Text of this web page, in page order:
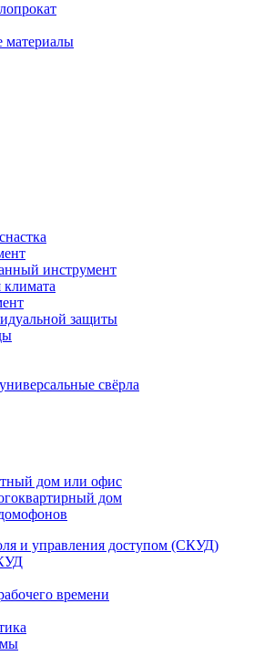
материалы
инструмент
защиты
свёрла
дом или офис
дом
и управления доступом (СКУД)
времени